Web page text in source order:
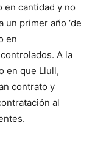
en cantidad y no
un primer año ‘de
en
A la
en que Llull,
contrato y
al